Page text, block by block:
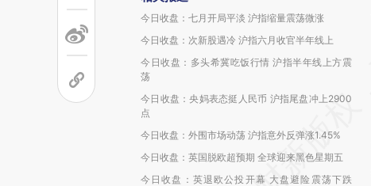
今日收盘：七月开局平淡 沪指缩量震荡微涨
今日收盘：次新股遇冷 沪指六月收官半年线上
今日收盘：多头希冀吃饭行情 沪指半年线上方震
荡
今日收盘：央妈表态挺人民币 沪指尾盘冲上2900
点
今日收盘：外围市场动荡 沪指意外反弹涨1.45%
今日收盘：英国脱欧超预期 全球迎来黑色星期五
今日收盘：英退欧公投开幕 大盘避险震荡下跌